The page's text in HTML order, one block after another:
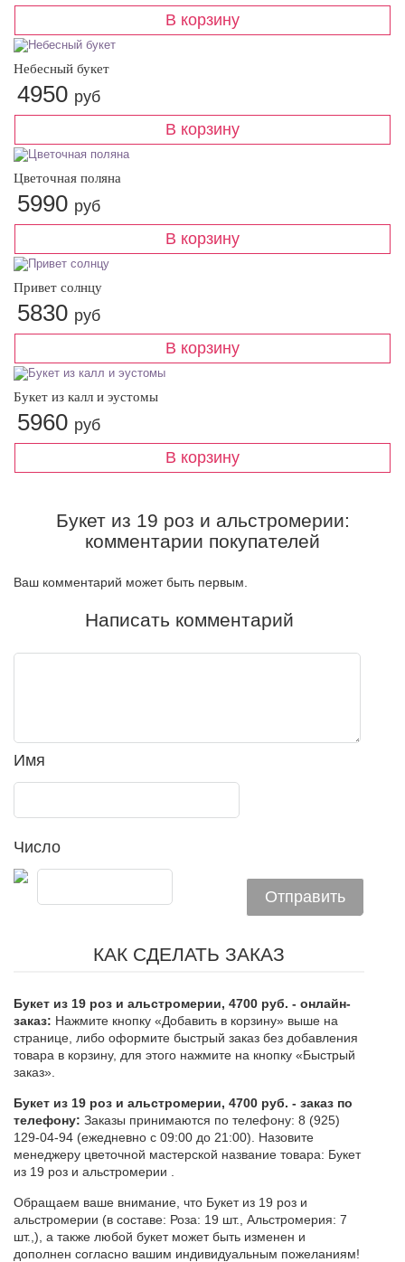
Небесный букет
4950 руб
Цветочная поляна
5990 руб
Привет солнцу
5830 руб
Букет из калл и эустомы
5960 руб
Букет из 19 роз и альстромерии:
комментарии покупателей
Ваш комментарий может быть первым.
Написать комментарий
Имя
Число
КАК СДЕЛАТЬ ЗАКАЗ
Букет из 19 роз и альстромерии, 4700 руб. - онлайн-
заказ: Нажмите кнопку «Добавить в корзину» выше на
странице, либо оформите быстрый заказ без добавления
товара в корзину, для этого нажмите на кнопку «Быстрый
заказ».
Букет из 19 роз и альстромерии, 4700 руб. - заказ по
телефону: Заказы принимаются по телефону: 8 (925)
129-04-94 (ежедневно с 09:00 до 21:00). Назовите
менеджеру цветочной мастерской название товара: Букет
из 19 роз и альстромерии .
Обращаем ваше внимание, что Букет из 19 роз и
альстромерии (в составе: Роза: 19 шт., Альстромерия: 7
шт.,), а также любой букет может быть изменен и
дополнен согласно вашим индивидуальным пожеланиям!